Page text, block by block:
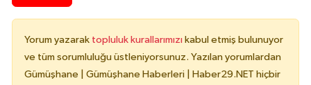
Yorum yazarak topluluk kurallarımızı kabul etmiş bulunuyor
ve tüm sorumluluğu üstleniyorsunuz. Yazılan yorumlardan
Gümüşhane | Gümüşhane Haberleri | Haber29.NET hiçbir